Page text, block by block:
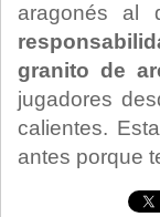
aragonés al
granito de
jugadores
calientes.
antes porque